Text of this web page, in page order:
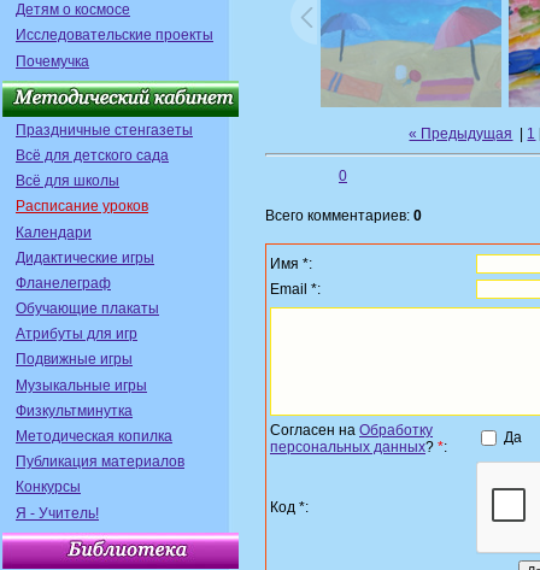
Детям о космосе
Исследовательские проекты
Почемучка
Праздничные стенгазеты
Всё для детского сада
Всё для школы
Расписание уроков
Календари
Дидактические игры
Фланелеграф
Обучающие плакаты
Атрибуты для игр
Подвижные игры
Музыкальные игры
Физкультминутка
Методическая копилка
Публикация материалов
Конкурсы
Я - Учитель!
« Предыдущая 1
0
Всего комментариев: 0
Имя *:
Email *:
Согласен на Обработку
персональных данных? *:
Да
Код *: